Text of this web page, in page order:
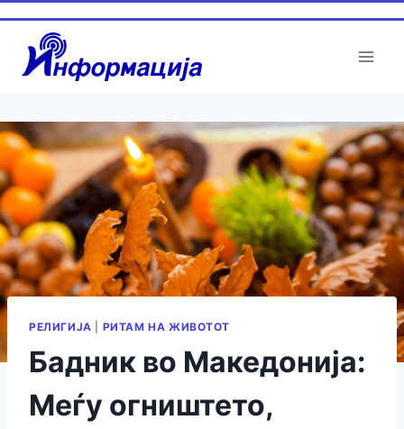
content
РЕЛИГИЈА РИТАМ НА ЖИВОТОТ
Бадник во Македонија:
Меѓу oгништето,